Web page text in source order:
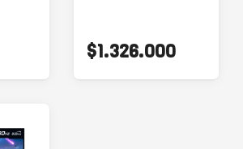
$1.326.000